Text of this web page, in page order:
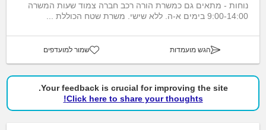
נוחות - מתאים גם כמשרת הורה רכב חברה צמוד שעות המשרה
9:00-14:00 בימים א-ה. ללא שישי. משרת שטח הכוללת ...
הגש מועמדות שמור למועדפים
Your feedback is crucial for improving the site.
Click here to share your thoughts!